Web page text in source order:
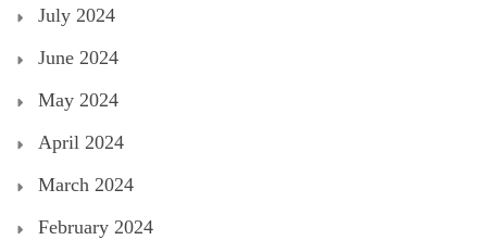
July 2024
June 2024
May 2024
April 2024
March 2024
February 2024